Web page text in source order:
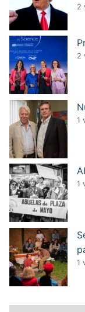
2
2
1
1
1